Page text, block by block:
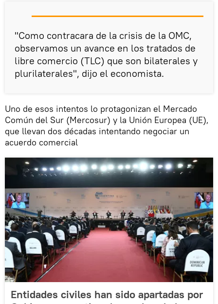
"Como contracara de la crisis de la OMC,
observamos un avance en los tratados de
libre comercio (TLC) que son bilaterales y
plurilaterales", dijo el economista.
Uno de esos intentos lo protagonizan el Mercado
Común del Sur (Mercosur) y la Unión Europea (UE),
que llevan dos décadas intentando negociar un
acuerdo comercial
Entidades civiles han sido apartadas por